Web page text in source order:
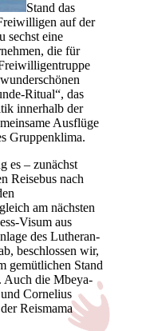
Stand das
auf der
sechst eine
die für
Ritual“, das
innerhalb der
Ausflüge
Gruppenklima.
es – zunächst
Reisebus nach
am nächsten
Visum aus
des Lutheran-
beschlossen wir,
gemütlichen Stand
Auch die Mbeya-
Cornelius
Reismama